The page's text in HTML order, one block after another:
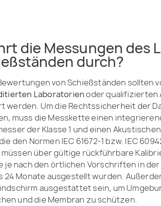
die Messungen des
durch?
von Schießständen sollten
Laboratorienoder qualifizierten
werden. Um die Rechtssicherheit der
muss die Messkette einen
der Klasse 1 und einen
den Normen IEC 61672-1 bzw. IEC
über gültige rückführbare
je nach den örtlichen Vorschriften in
24 Monate ausgestellt wurden.
ausgestattet sein, um
und die Membran zu schützen.